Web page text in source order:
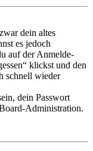
dein altes
es jedoch
auf der Anmelde-
klickst und den
schnell wieder
dein Passwort
Administration.